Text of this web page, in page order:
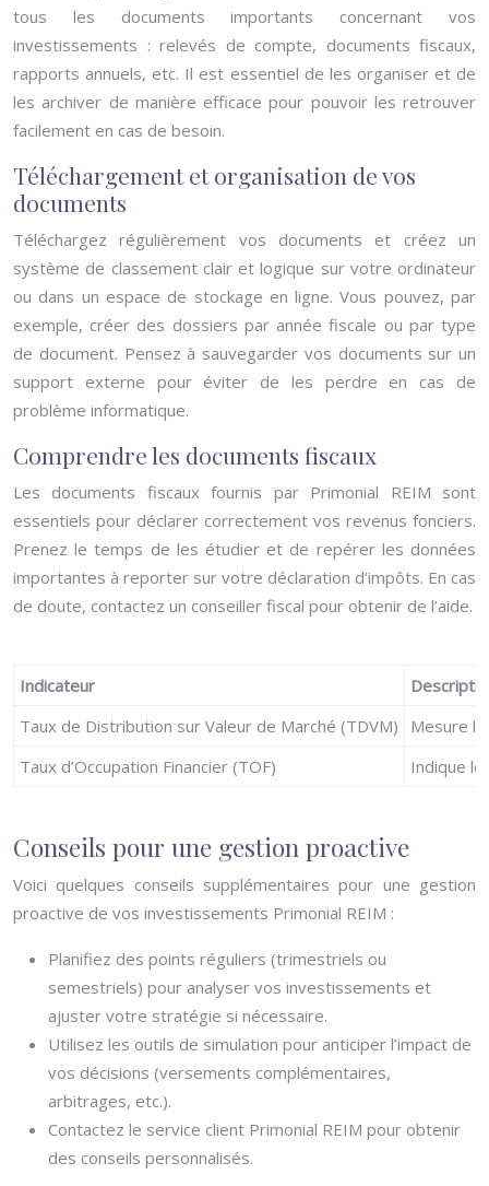
tous les documents importants concernant vos
investissements : relevés de compte, documents fiscaux,
rapports annuels, etc. Il est essentiel de les organiser et de
les archiver de manière efficace pour pouvoir les retrouver
facilement en cas de besoin.
Téléchargement et organisation de vos
documents
Téléchargez régulièrement vos documents et créez un
système de classement clair et logique sur votre ordinateur
ou dans un espace de stockage en ligne. Vous pouvez, par
exemple, créer des dossiers par année fiscale ou par type
de document. Pensez à sauvegarder vos documents sur un
support externe pour éviter de les perdre en cas de
problème informatique.
Comprendre les documents fiscaux
Les documents fiscaux fournis par Primonial REIM sont
essentiels pour déclarer correctement vos revenus fonciers.
Prenez le temps de les étudier et de repérer les données
importantes à reporter sur votre déclaration d’impôts. En cas
de doute, contactez un conseiller fiscal pour obtenir de l’aide.
Indicateur
Taux de Distribution sur Valeur de Marché (TDVM)
Mesure
Taux d’Occupation Financier (TOF)
Indique
Conseils pour une gestion proactive
Voici quelques conseils supplémentaires pour une gestion
proactive de vos investissements Primonial REIM :
Planifiez des points réguliers (trimestriels ou
semestriels) pour analyser vos investissements et
ajuster votre stratégie si nécessaire.
Utilisez les outils de simulation pour anticiper l’impact de
vos décisions (versements complémentaires,
arbitrages, etc.).
Contactez le service client Primonial REIM pour obtenir
des conseils personnalisés.